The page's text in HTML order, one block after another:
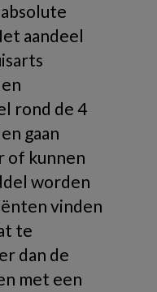
aandeel
rond de 4
gaan
of kunnen
worden
vinden
te
dan de
met een